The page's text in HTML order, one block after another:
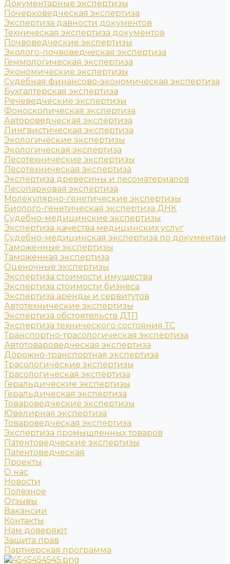
Документарные экспертизы
Почерковедческая экспертиза
Экспертиза давности документов
Техническая экспертиза документов
Почвоведческие экспертизы
Эколого-почвоведческая экспертиза
Геммологическая экспертиза
Экономические экспертизы
Судебная финансово-экономическая экспертиза
Бухгалтерская экспертиза
Речеведческие экспертизы
Фоноскопическая экспертиза
Автороведческая экспертиза
Лингвистическая экспертиза
Экологические экспертизы
Экологическая экспертиза
Лесотехнические экспертизы
Лесотехническая экспертиза
Экспертиза древесины и лесоматериалов
Лесопарковая экспертиза
Молекулярно-генетические экспертизы
Биолого-генетическая экспертиза ДНК
Судебно-медицинские экспертизы
Экспертиза качества медицинских услуг
Судебно-медицинская экспертиза по документам
Таможенные экспертизы
Таможенная экспертиза
Оценочные экспертизы
Экспертиза стоимости имущества
Экспертиза стоимости бизнеса
Экспертиза аренды и сервитутов
Автотехнические экспертизы
Экспертиза обстоятельств ДТП
Экспертиза технического состояния ТС
Транспортно-трасологическая экспертиза
Автотовароведческая экспертиза
Дорожно-транспортная экспертиза
Трасологические экспертизы
Трасологическая экспертиза
Геральдические экспертизы
Геральдическая экспертиза
Товароведческие экспертизы
Ювелирная экспертиза
Товароведческая экспертиза
Экспертиза промышленных товаров
Патентоведческие экспертизы
Патентоведческая
Проекты
О нас
Новости
Полезное
Отзывы
Вакансии
Контакты
Нам доверяют
Защита прав
Партнерская программа